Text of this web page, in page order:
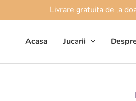
Livrare gratuita de la
Acasa Jucarii